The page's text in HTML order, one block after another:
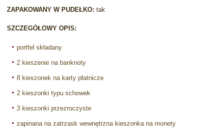
ZAPAKOWANY W PUDEŁKO:tak
SZCZEGÓŁOWY OPIS:
portfel składany
2 kieszenie na banknoty
8 kieszonek na karty płatnicze
2 kieszonki typu schowek
3 kieszonki przezroczyste
zapinana na zatrzask wewnętrzna kieszonka na monety